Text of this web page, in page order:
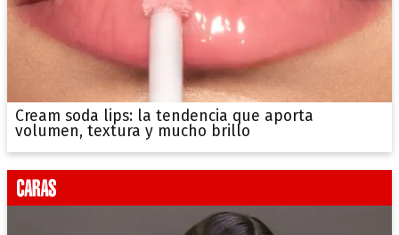
Cream soda lips: la tendencia que aporta
volumen, textura y mucho brillo